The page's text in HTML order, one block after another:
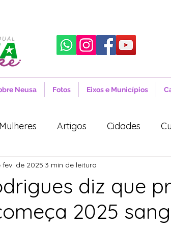
Neusa Fotos Eixos e Municípios
Mulheres Artigos Cidades
Sociais Notícias
Projetos de Lei Política
diz que
2025
fev. de 2025 3 min de leitura